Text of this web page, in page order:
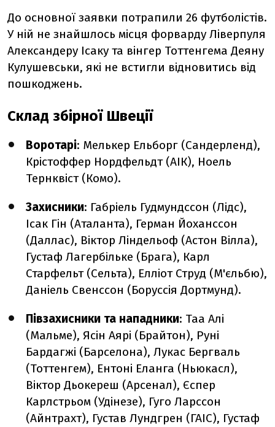
До основної заявки потрапили 26 футболістів.
У ній не знайшлось місця форварду Ліверпуля
Александеру Ісаку та вінгер Тоттенгема Деяну
Кулушевськи, які не встигли відновитись від
пошкоджень.
Склад збірної Швеції
Воротарі: Мелькер Ельборг (Сандерленд),
Крістоффер Нордфельдт (АІК), Ноель
Тернквіст (Комо).
Захисники: Габріель Гудмундссон (Лідс),
Ісак Гін (Аталанта), Герман Йоханссон
(Даллас), Віктор Ліндельоф (Астон Вілла),
Густаф Лагербільке (Брага), Карл
Старфельт (Сельта), Елліот Струд (М'єльбю),
Даніель Свенссон (Боруссія Дортмунд).
Півзахисники та нападники: Таа Алі
(Мальме), Ясін Аярі (Брайтон), Руні
Бардагжі (Барселона), Лукас Бергваль
(Тоттенгем), Ентоні Еланга (Ньюкасл),
Віктор Дьокереш (Арсенал), Єспер
Карлстрьом (Удінезе), Гуго Ларссон
(Айнтрахт), Густав Лундгрен (ГАІС), Густаф